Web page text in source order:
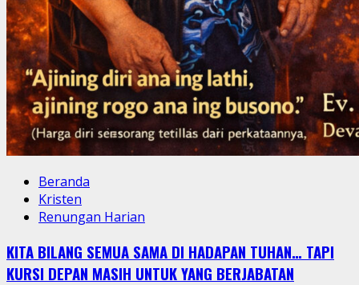
Beranda
Kristen
Renungan Harian
KITA BILANG SEMUA SAMA DI HADAPAN TUHAN… TAPI
KURSI DEPAN MASIH UNTUK YANG BERJABATAN